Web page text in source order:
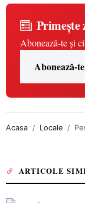
Abonează-te și
Abonează-te
Acasa Locale
ARTICOLE